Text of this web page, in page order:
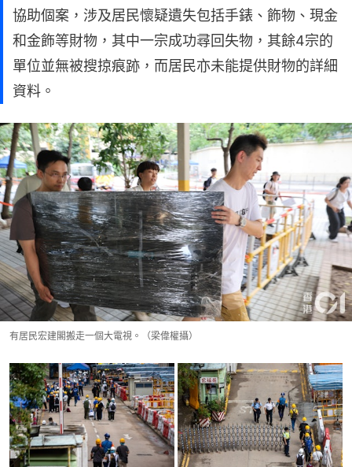
協助個案，涉及居民懷疑遺失包括手錶、飾物、現金
和金飾等財物，其中一宗成功尋回失物，其餘4宗的
單位並無被搜掠痕跡，而居民亦未能提供財物的詳細
資料。
有居民宏建閣搬走一個大電視。（梁偉權攝）